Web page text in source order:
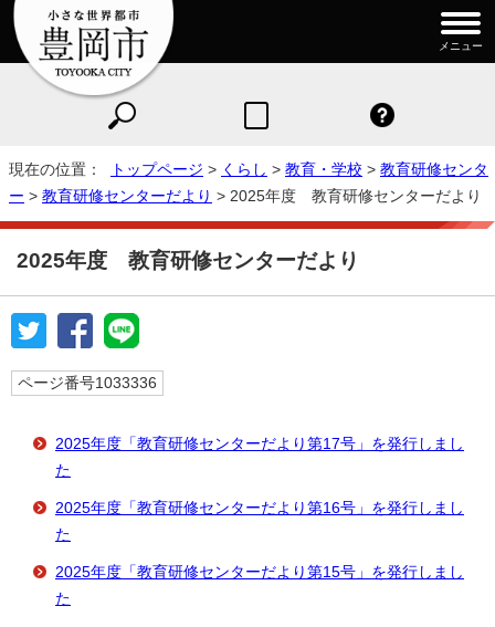
メニュー
現在の位置： トップページ > くらし > 教育・学校 > 教育研修センタ
ー > 教育研修センターだより > 2025年度 教育研修センターだより
2025年度 教育研修センターだより
ページ番号1033336
2025年度「教育研修センターだより第17号」を発行しまし
た
2025年度「教育研修センターだより第16号」を発行しまし
た
2025年度「教育研修センターだより第15号」を発行しまし
た